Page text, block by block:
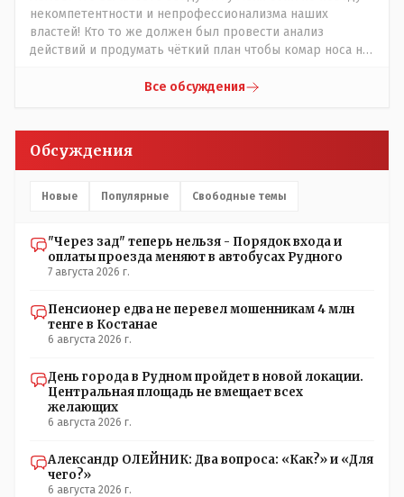
некомпетентности и непрофессионализма наших
властей! Кто то же должен был провести анализ
действий и продумать чёткий план чтобы комар носа не
центре либо кто то из родственников сидит, либо
причинам, просто обстоятельства немного меняются по
сравнению с Назарбаевскими временами, власти
неизвестная в уравнении взаимоотношений власти и
Все обсуждения
Обсуждения
Новые Популярные Свободные темы
"Через зад" теперь нельзя - Порядок входа и
оплаты проезда меняют в автобусах Рудного
7 августа 2026 г.
Пенсионер едва не перевел мошенникам 4 млн
тенге в Костанае
6 августа 2026 г.
День города в Рудном пройдет в новой локации.
Центральная площадь не вмещает всех
желающих
6 августа 2026 г.
Александр ОЛЕЙНИК: Два вопроса: «Как?» и «Для
чего?»
6 августа 2026 г.